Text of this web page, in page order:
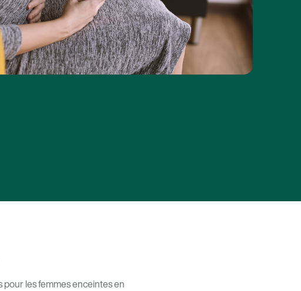
pour les femmes enceintes en